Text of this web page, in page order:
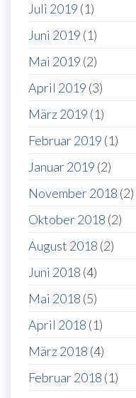
Juli 2019 (1)
Juni 2019 (1)
Mai 2019 (2)
April 2019 (3)
März 2019 (1)
Februar 2019 (1)
Januar 2019 (2)
November 2018 (2)
Oktober 2018 (2)
August 2018 (2)
Juni 2018 (4)
Mai 2018 (5)
April 2018 (1)
März 2018 (4)
Februar 2018 (1)